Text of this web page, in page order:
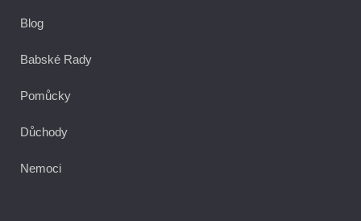
Blog
Babské Rady
Pomůcky
Důchody
Nemoci